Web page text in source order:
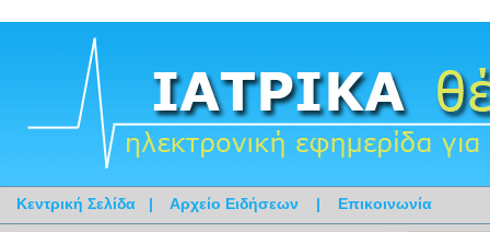
Κεντρική Σελίδα | Αρχείο Ειδήσεων | Επικοινωνία